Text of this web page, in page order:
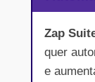
Zap
quer
e